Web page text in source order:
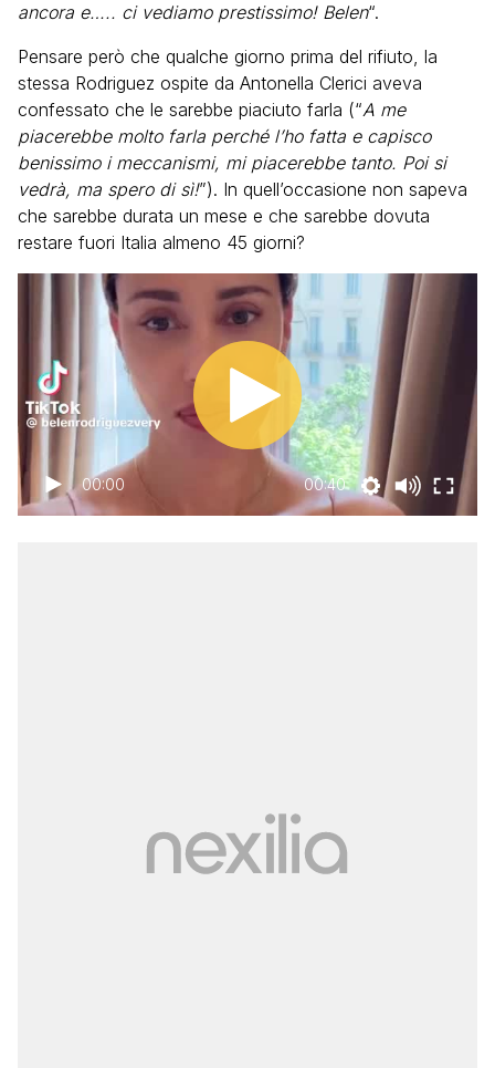
ancora e….. ci vediamo prestissimo! Belen“.
Pensare però che qualche giorno prima del rifiuto, la
stessa Rodriguez ospite da Antonella Clerici aveva
confessato che le sarebbe piaciuto farla (“A me
piacerebbe molto farla perché l’ho fatta e capisco
benissimo i meccanismi, mi piacerebbe tanto. Poi si
vedrà, ma spero di sì!”). In quell’occasione non sapeva
che sarebbe durata un mese e che sarebbe dovuta
restare fuori Italia almeno 45 giorni?
00:00 00:40